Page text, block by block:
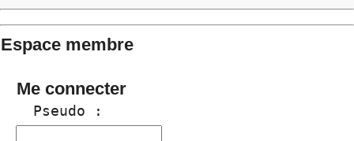
Espace membre
Me connecter
  Pseudo :